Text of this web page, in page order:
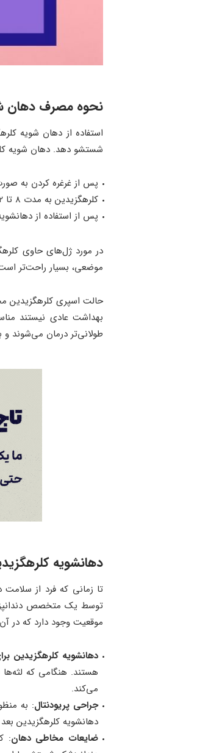
نحوه مصرف دهان
شستشو دهد. دهان شویه کلرهگزیدین را به مدت 30 تا 60 ثانیه در دهان نگه دارید تا
پس از غرغره کردن به صورت
کلرهگزیدین به مدت 8 تا 12 ساعت در دهان ماندگاری دارد. به اندازه کافی در تماس با دندان باقی می‌ماند تا عامل ایجاد کننده عفونت را از بین ببرد یا مهار کند.
پس از استفاده از
در مورد ژل‌های حاوی
موضعی، بسیار راحت‌تر
حالت اسپری کلرهگزیدین
بهداشت عادی نیستند
طولانی‌تر درمان می‌شوند و
دهانشویه
تا زمانی که فرد از
توسط یک متخصص
موقعیت وجود دارد که در
دهانشویه کلرهگزیدین
هستند. هنگامی که لثه‌ها
می‌کند.
جراحی پریودنتال: به
دهانشویه کلرهگزیدین
ضایعات مخاطی دهان: